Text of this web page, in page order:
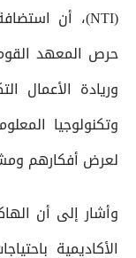
حرص المعهد
وريادة الأعمال
وتكنولوجيا
لعرض أفكارهم
وأشار إلى أن
الأكاديمية